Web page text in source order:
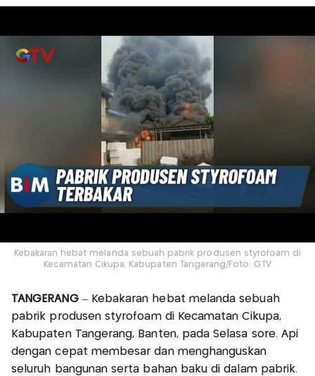
Kebakaran hebat melanda sebuah pabrik produsen styrofoam di
Kecamatan Cikupa, Kabupaten Tangerang/Foto: GTV
TANGERANG– Kebakaran hebat melanda sebuah
pabrik produsen styrofoam di Kecamatan Cikupa,
Kabupaten Tangerang, Banten, pada Selasa sore. Api
dengan cepat membesar dan menghanguskan
seluruh bangunan serta bahan baku di dalam pabrik.